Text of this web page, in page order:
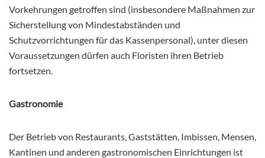
Vorkehrungen getroffen sind (insbesondere Maßnahmen zur
Sicherstellung von Mindestabständen und
Schutzvorrichtungen für das Kassenpersonal), unter diesen
Voraussetzungen dürfen auch Floristen ihren Betrieb
fortsetzen.
Gastronomie
Der Betrieb von Restaurants, Gaststätten, Imbissen, Mensen,
Kantinen und anderen gastronomischen Einrichtungen ist